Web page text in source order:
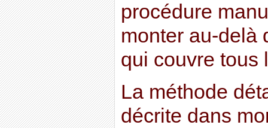
procédure
monter au-delà
qui couvre tous
La méthode
décrite dans